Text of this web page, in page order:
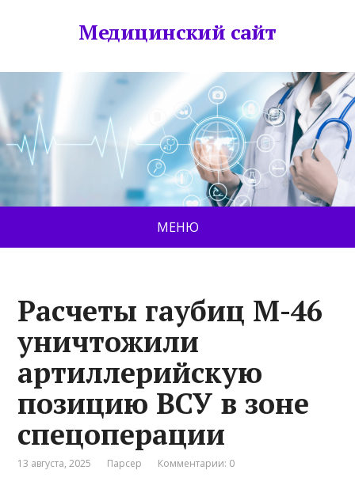
Медицинский сайт
МЕНЮ
Расчеты гаубиц М-46
уничтожили
артиллерийскую
позицию ВСУ в зоне
спецоперации
13 августа, 2025 Парсер Комментарии: 0